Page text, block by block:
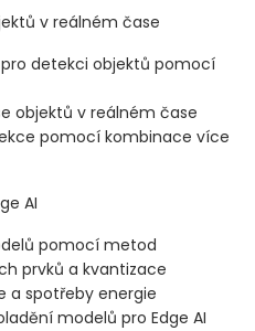
v reálném čase
detekci objektů pomocí
objektů v reálném čase
pomocí kombinace více
AI
pomocí metod
prvků a kvantizace
a spotřeby energie
modelů pro Edge AI